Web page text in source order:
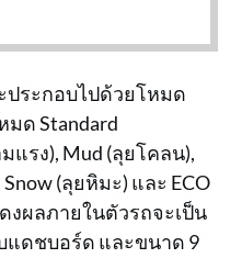
ระกอบไปด้วยโหมด
มด Standard
แรง), Mud (ลุยโคลน),
(ลุยหิมะ) และ ECO
ผลภายในตัวรถจะเป็น
แดชบอร์ด และขนาด 9